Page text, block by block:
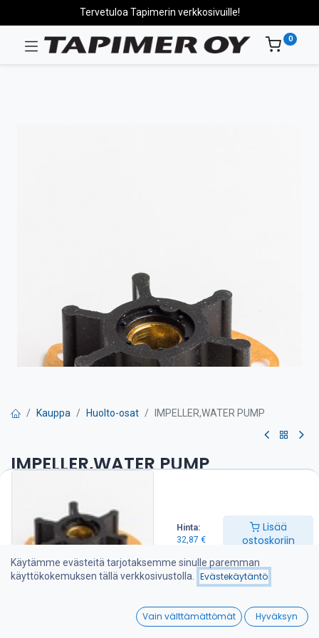
Hinta:
32,87 €
Lisää
ostoskoriin
Wishlist
Tervetuloa Tapimerin verkkosivuille!
0
Kauppa Huolto-osat IMPELLER,WATER PUMP
IMPELLER,WATER PUMP
32,87€
Lisää ostoskoriin
Käytämme evästeitä tarjotaksemme sinulle paremman
käyttökokemuksen tällä verkkosivustolla.
Evästekäytäntö
Vain välttämättömät Hyväksyn